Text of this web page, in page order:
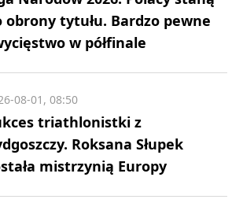
obrony tytułu. Bardzo pewne
w półfinale
triathlonistki z
Roksana Słupek
mistrzynią Europy
08-01, 08:50